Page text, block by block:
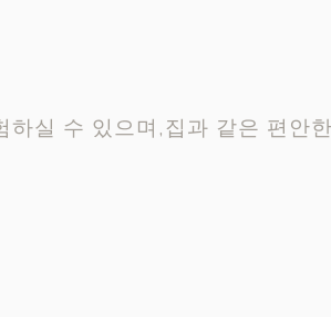
실 수 있으며,집과 같은 편안